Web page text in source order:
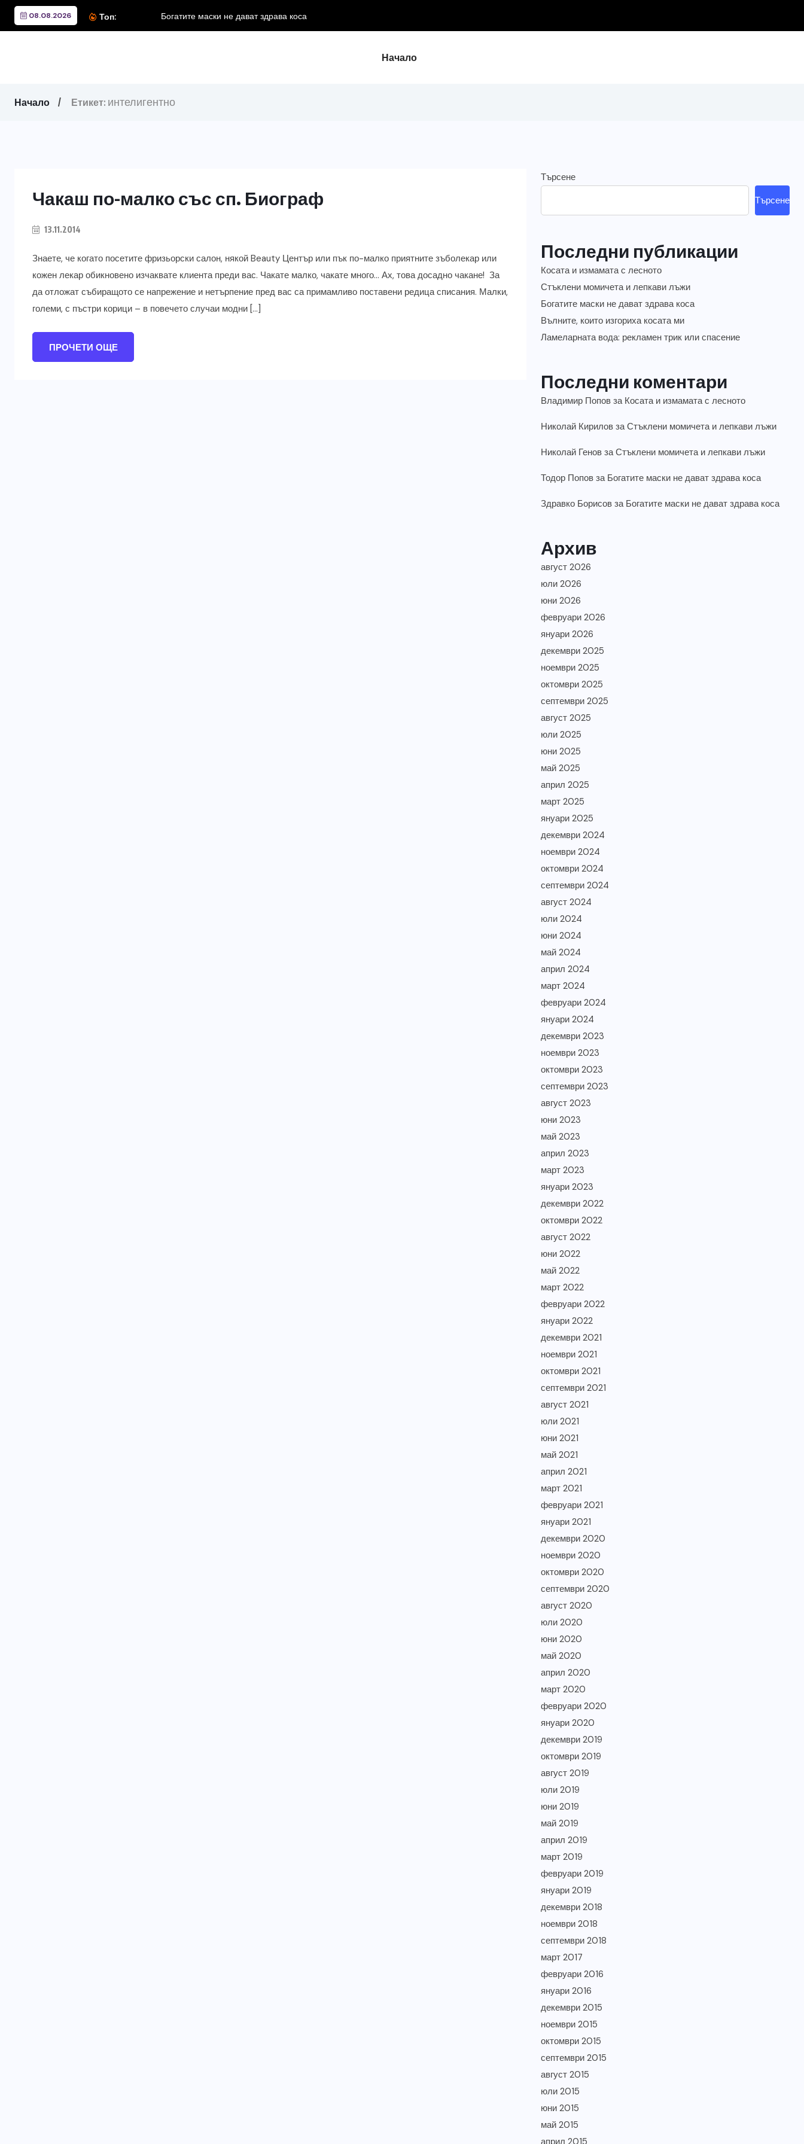
08.08.2026 Топ: Богатите маски не дават здрава коса
Начало
Начало Етикет: интелигентно
Чакаш по-малко със сп. Биограф
13.11.2014
Знаете, че когато посетите фризьорски салон, някой Beauty Център или пък по-малко приятните зъболекар или
кожен лекар обикновено изчаквате клиента преди вас. Чакате малко, чакате много… Ах, това досадно чакане! За
да отложат събиращото се напрежение и нетърпение пред вас са примамливо поставени редица списания. Малки,
големи, с пъстри корици – в повечето случаи модни […]
ПРОЧЕТИ ОЩЕ
Търсене
Търсене
Последни публикации
Косата и измамата с лесното
Стъклени момичета и лепкави лъжи
Богатите маски не дават здрава коса
Вълните, които изгориха косата ми
Ламеларната вода: рекламен трик или спасение
Последни коментари
Владимир Попов за Косата и измамата с лесното
Николай Кирилов заСтъклени момичета и лепкави лъжи
Николай Генов заСтъклени момичета и лепкави лъжи
Тодор Попов за Богатите маски не дават здрава коса
Здравко Борисов за Богатите маски не дават здрава коса
Архив
август 2026
юли 2026
юни 2026
февруари 2026
януари 2026
декември 2025
ноември 2025
октомври 2025
септември 2025
август 2025
юли 2025
юни 2025
май 2025
април 2025
март 2025
януари 2025
декември 2024
ноември 2024
октомври 2024
септември 2024
август 2024
юли 2024
юни 2024
май 2024
април 2024
март 2024
февруари 2024
януари 2024
декември 2023
ноември 2023
октомври 2023
септември 2023
август 2023
юни 2023
май 2023
април 2023
март 2023
януари 2023
декември 2022
октомври 2022
август 2022
юни 2022
май 2022
март 2022
февруари 2022
януари 2022
декември 2021
ноември 2021
октомври 2021
септември 2021
август 2021
юли 2021
юни 2021
май 2021
април 2021
март 2021
февруари 2021
януари 2021
декември 2020
ноември 2020
октомври 2020
септември 2020
август 2020
юли 2020
юни 2020
май 2020
април 2020
март 2020
февруари 2020
януари 2020
декември 2019
октомври 2019
август 2019
юли 2019
юни 2019
май 2019
април 2019
март 2019
февруари 2019
януари 2019
декември 2018
ноември 2018
септември 2018
март 2017
февруари 2016
януари 2016
декември 2015
ноември 2015
октомври 2015
септември 2015
август 2015
юли 2015
юни 2015
май 2015
април 2015